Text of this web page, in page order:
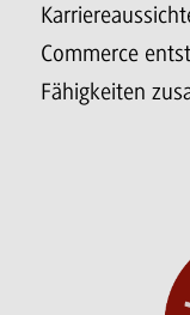
Commerce
Fähigkeiten